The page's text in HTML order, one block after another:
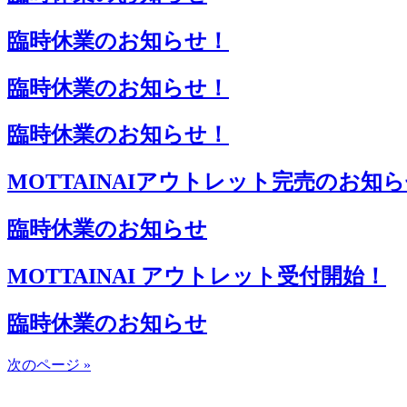
臨時休業のお知らせ！
臨時休業のお知らせ！
臨時休業のお知らせ！
MOTTAINAIアウトレット完売のお知
臨時休業のお知らせ
MOTTAINAI アウトレット受付開始！
臨時休業のお知らせ
次のページ »